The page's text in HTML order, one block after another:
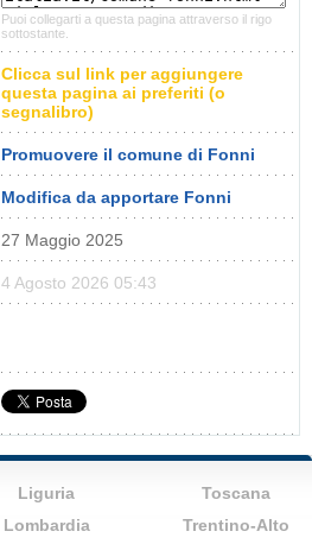
Puoi collegarti a questa pagina attraverso il rigo
sottostante.
Clicca sul link per aggiungere
questa pagina ai preferiti (o
segnalibro)
Promuovere il comune di Fonni
Modifica da apportare Fonni
27 Maggio 2025
4 Agosto 2026 05:43
Liguria
Lombardia
Toscana
Trentino-Alto